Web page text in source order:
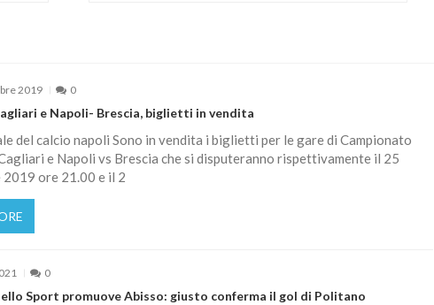
2019 0
e Napoli- Brescia, biglietti in vendita
del calcio napoli Sono in vendita i biglietti per le gare di Campionato
e Napoli vs Brescia che si disputeranno rispettivamente il 25
2019 ore 21.00 e il 2
0
Sport promuove Abisso: giusto conferma il gol di Politano